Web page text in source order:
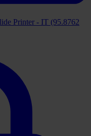
Printer - IT (95.8762